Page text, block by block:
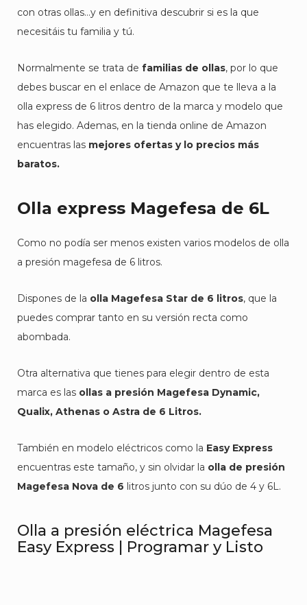
con otras ollas…y en definitiva descubrir si es la que
necesitáis tu familia y tú.
Normalmente se trata de familias de ollas, por lo que
debes buscar en el enlace de Amazon que te lleva a la
olla express de 6 litros dentro de la marca y modelo que
has elegido. Ademas, en la tienda online de Amazon
encuentras las mejores ofertas y lo precios más
baratos.
Olla express Magefesa de 6L
Como no podía ser menos existen varios modelos de olla
a presión magefesa de 6 litros.
Dispones de la olla Magefesa Star de 6 litros, que la
puedes comprar tanto en su versión recta como
abombada.
Otra alternativa que tienes para elegir dentro de esta
marca es las ollas a presión Magefesa Dynamic,
Qualix, Athenas o Astra de 6 Litros.
También en modelo eléctricos como la Easy Express
encuentras este tamaño, y sin olvidar la olla de presión
Magefesa Nova de 6 litros junto con su dúo de 4 y 6L.
Olla a presión eléctrica Magefesa
Easy Express | Programar y Listo